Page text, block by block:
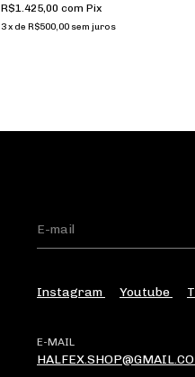
R$1.425,00 com Pix
3 x de R$500,00 sem juros
Instagram Youtube
E-MAIL